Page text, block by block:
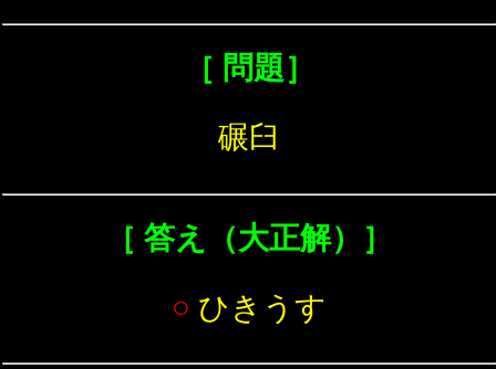
［ 問題］
碾臼
［ 答え（大正解）］
○ ひきうす